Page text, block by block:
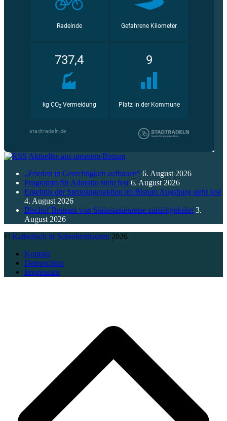
Aktuelles aus unserem Bistum
„Frieden in Gerechtigkeit aufbauen“ 6. August 2026
Programm für Adoratio steht fest 6. August 2026
Ergebnis der Sternsingeraktion im Bistum Augsburg steht fest
4. August 2026
Bischof Bertram von Südostasienreise zurückgekehrt 3.
August 2026
© Katholisch in Schrobenhausen 2026
Kontakt
Datenschutz
Impressum